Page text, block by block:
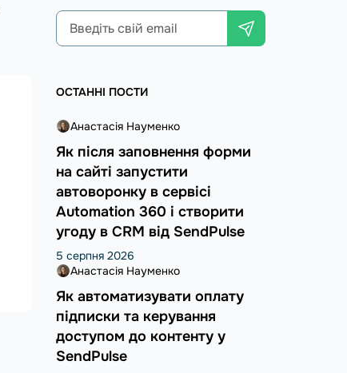
ОСТАННІ ПОСТИ
Анастасія Науменко
Як після заповнення форми
на сайті запустити
автоворонку в сервісі
Automation 360 і створити
угоду в CRM від SendPulse
5 серпня 2026
Анастасія Науменко
Як автоматизувати оплату
підписки та керування
доступом до контенту у
SendPulse